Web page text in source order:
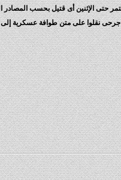
لم تخلف العاصفة الجديدة التى يتوقع أن تستمر حتى
جرحى نقلوا على متن طوافة